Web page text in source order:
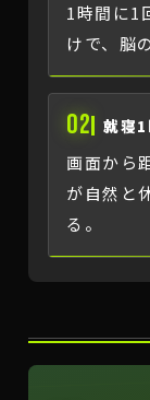
1時間に1
けで、脳
02 就寝
画面から
が自然と
る。